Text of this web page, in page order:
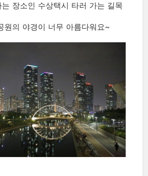
장소인 수상택시 타러 가는 길목
원의 야경이 너무 아름다워요~